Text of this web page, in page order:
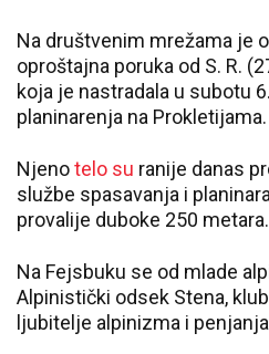
Na društvenim mrežama je
oproštajna poruka od S. R.
koja je nastradala u subotu
planinarenja na Prokletijama.
Njenotelo su ranije danas
službe spasavanja i
provalije duboke 250 metara.
Na Fejsbuku se od mlade
Alpinistički odsek Stena,
ljubitelje alpinizma i